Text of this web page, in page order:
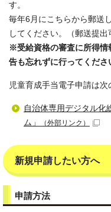
す。
毎年6月にこちらから郵送
してください。（郵送提出
※受給資格の審査に所得情
告も忘れずに行ってくださ
児童育成手当電子申請は次
自治体専用デジタル化
ム」
（外部リンク）
新規申請したい方へ
申請方法